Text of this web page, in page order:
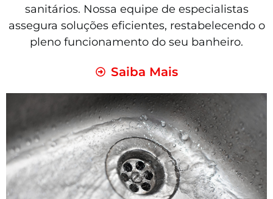
sanitários. Nossa equipe de especialistas
assegura soluções eficientes, restabelecendo o
pleno funcionamento do seu banheiro.
Saiba Mais